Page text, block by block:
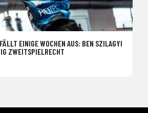
EINIGE WOCHEN AUS: BEN SZILAGYI
ZWEITSPIELRECHT